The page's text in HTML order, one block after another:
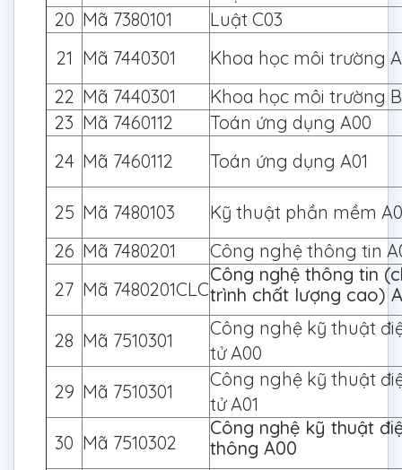
20 Mã 7380101
Luật C03
21 Mã 7440301
Khoa học môi trường
22 Mã 7440301
Khoa học môi trường
23 Mã 7460112
Toán ứng dụng A00
24 Mã 7460112 Toán ứng dụng A01
25 Mã 7480103
Kỹ thuật phần mềm
26 Mã 7480201
Công nghệ thông tin
27 Mã 7480201CLC
Công nghệ thông tin
trình chất lượng cao)
28 Mã 7510301
Công nghệ kỹ thuật
tử A00
29 Mã 7510301
Công nghệ kỹ thuật
tử A01
30 Mã 7510302
Công nghệ kỹ thuật
thông A00